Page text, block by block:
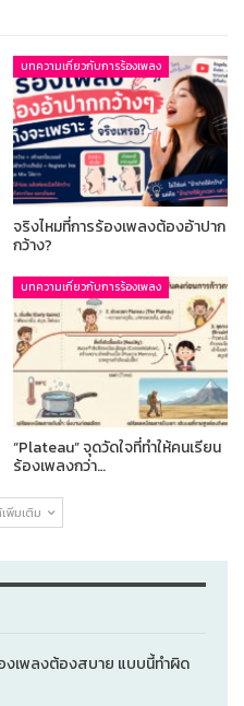
บทความเกี่ยวกับการร้องเพลง
จริงไหมที่การร้องเพลงต้องอ้าปาก
กว้าง?
บทความเกี่ยวกับการร้องเพลง
“Plateau” จุดวัดใจที่ทำให้คนเรียน
ร้องเพลงกว่า…
พิ่มเติม
งเพลงต้องสบาย แบบนี้ทำผิด